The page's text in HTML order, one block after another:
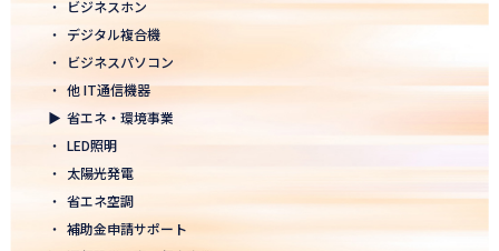
2025.11.06
「心を高め、経営を伸ばす」NDグループが「稲盛フィロソフィー
世界大会」に参画
モノづくりフェア2025にて講演登壇！LED照明の未来を語る
2025.10.17
結束を深めた2日間！創立50年目の方針発表会を開催！
・
ビジネスホン
・ デジタル複合機
・
ビジネスパソコン
・ 他 IT通信機器
▶ 省エネ・環境事業
・ LED照明
・ 太陽光発電
・ 省エネ空調
・ 補助金申請サポート